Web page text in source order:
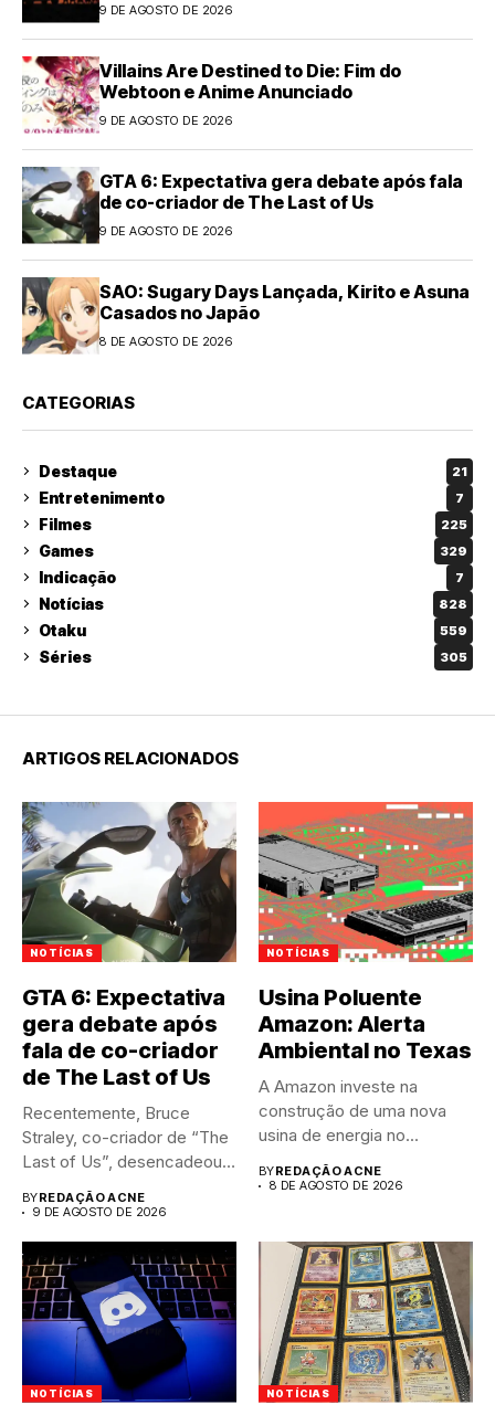
9 DE AGOSTO DE 2026
Villains Are Destined to Die: Fim do
Webtoon e Anime Anunciado
9 DE AGOSTO DE 2026
GTA 6: Expectativa gera debate após fala
de co-criador de The Last of Us
9 DE AGOSTO DE 2026
SAO: Sugary Days Lançada, Kirito e Asuna
Casados no Japão
8 DE AGOSTO DE 2026
CATEGORIAS
Destaque 21
Entretenimento 7
Filmes 225
Games 329
Indicação 7
Notícias 828
Otaku 559
Séries 305
ARTIGOS RELACIONADOS
NOTÍCIAS
GTA 6: Expectativa
gera debate após
fala de co-criador
de The Last of Us
Recentemente, Bruce
Straley, co-criador de “The
Last of Us”, desencadeou
um intenso...
BYREDAÇÃO ACNE
9 DE AGOSTO DE 2026
NOTÍCIAS
Usina Poluente
Amazon: Alerta
Ambiental no Texas
A Amazon investe na
construção de uma nova
usina de energia no...
BYREDAÇÃO ACNE
8 DE AGOSTO DE 2026
NOTÍCIAS NOTÍCIAS